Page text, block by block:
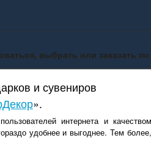
выбрать или заказать
и сувениров
».
интернета и качеством
удобнее и выгоднее. Тем более,